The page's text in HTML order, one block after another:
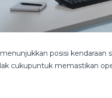
posisi kendaraan
cukupuntuk memastikan